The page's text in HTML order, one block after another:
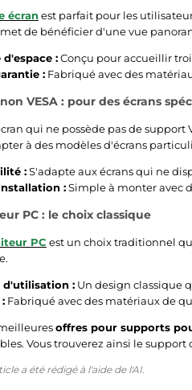
écran est parfait pour les
de bénéficier d'une vue
:Conçu pour accueillir
: Fabriqué avec des
VESA : pour des écrans
qui ne possède pas de support
à des modèles d'écrans
:S'adapte aux écrans qui ne
:Simple à monter avec
PC : le choix classique
PC est un choix traditionnel
d'utilisation : Un design classique
Fabriqué avec des matériaux de
offres pour supports
Vous trouverez ainsi le
a été rédigé à l'aide de l'AI.